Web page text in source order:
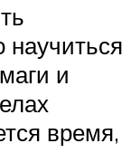
научиться
и
время,